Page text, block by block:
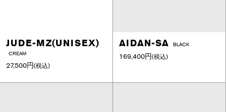
JUDE-MZ(UNISEX)
CREAM
27,500円(税込)
AIDAN-SA BLACK
169,400円(税込)